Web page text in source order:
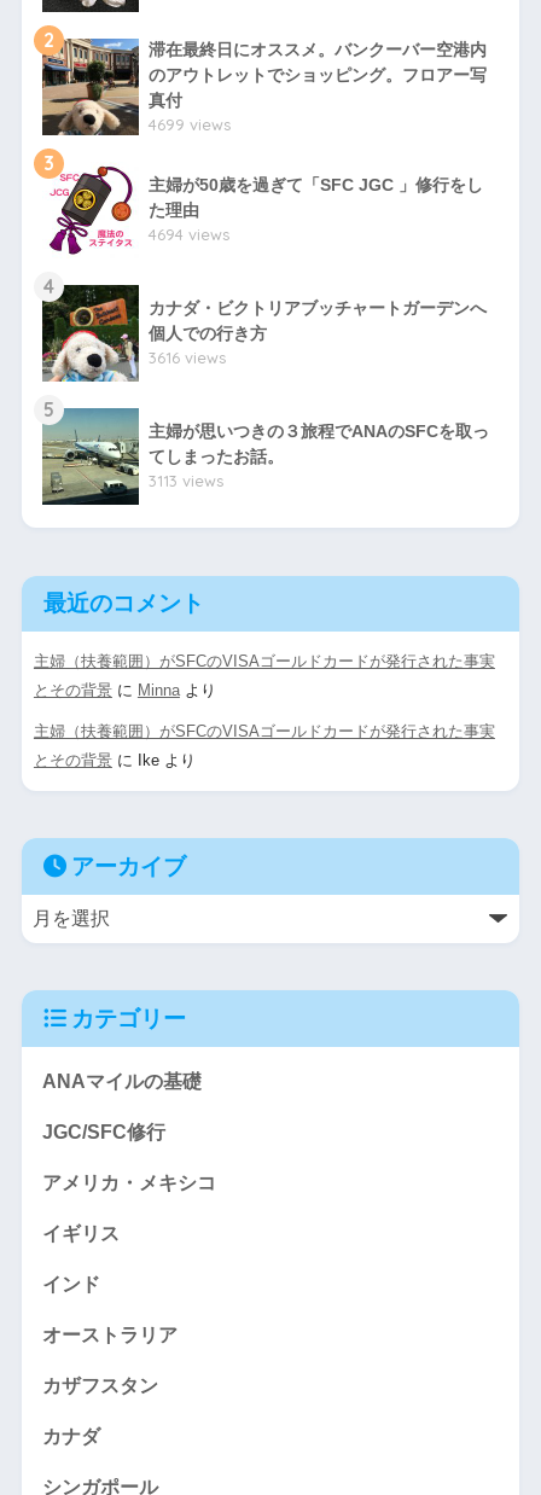
2
滞在最終日にオススメ。バンクーバー空港内
のアウトレットでショッピング。フロアー写
真付
4699 views
3
主婦が50歳を過ぎて「SFC JGC 」修行をし
た理由
4694 views
4
カナダ・ビクトリアブッチャートガーデンへ
個人での行き方
3616 views
5
主婦が思いつきの３旅程でANAのSFCを取っ
てしまったお話。
3113 views
最近のコメント
主婦（扶養範囲）がSFCのVISAゴールドカードが発行された事実
とその背景に Minnaより
主婦（扶養範囲）がSFCのVISAゴールドカードが発行された事実
とその背景に Ikeより
アーカイブ
カテゴリー
ANAマイルの基礎
JGC/SFC修行
アメリカ・メキシコ
イギリス
インド
オーストラリア
カザフスタン
カナダ
シンガポール